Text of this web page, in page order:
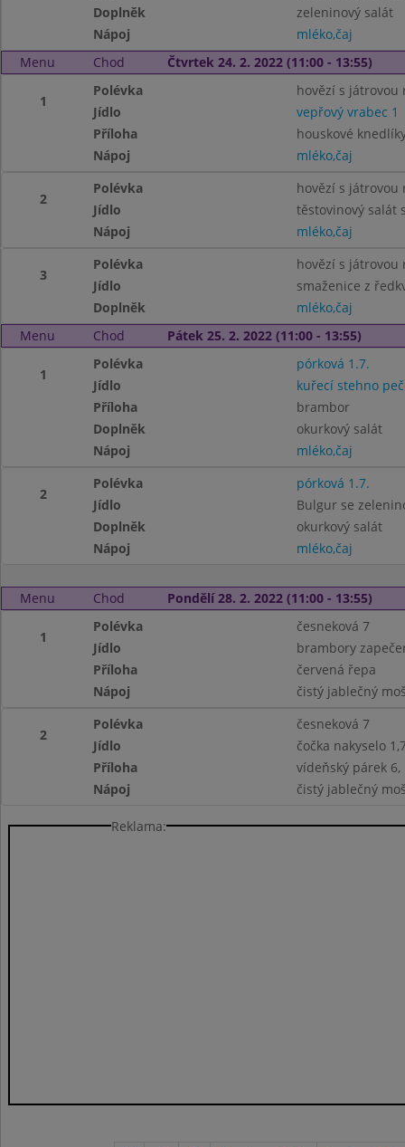
Doplněk
zeleninový salát
Nápoj
mléko,čaj
Menu
Chod Čtvrtek 24. 2. 2022 (11:00 - 13:55)
1
Polévka
hovězí s játrovou
Jídlo
vepřový vrabec 1
Příloha
houskové
Nápoj
mléko,čaj
2
Polévka
hovězí s játrovou
Jídlo
těstovinový salát
Nápoj
mléko,čaj
3
Polévka
hovězí s játrovou
Jídlo
smaženice z
Doplněk
mléko,čaj
Menu
Chod Pátek 25. 2. 2022 (11:00 - 13:55)
1
Polévka
pórková 1.7.
Jídlo
kuřecí stehno
Příloha
brambor
Doplněk
okurkový salát
Nápoj
mléko,čaj
2
Polévka
pórková 1.7.
Jídlo
Bulgur se
Doplněk
okurkový salát
Nápoj
mléko,čaj
Menu Chod Pondělí 28. 2. 2022 (11:00 - 13:55)
1
Polévka
česneková 7
Jídlo
brambory
Příloha
červená řepa
Nápoj
čistý jablečný
2
Polévka
česneková 7
Jídlo
čočka nakyselo
Příloha
vídeňský párek 6,
Nápoj
čistý jablečný
Reklama: